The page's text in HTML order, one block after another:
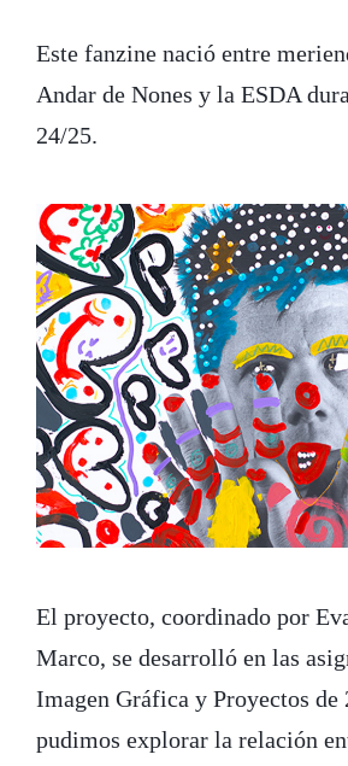
Este fanzine nació entre
Andar de Nones y la ESDA
24/25.
El proyecto, coordinado por
Marco, se desarrolló en las
Imagen Gráfica y Proyectos de
pudimos explorar la relación